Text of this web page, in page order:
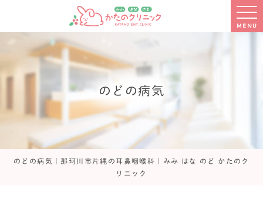
MENU
のどの病気
のどの病気｜那珂川市片縄の耳鼻咽喉科｜みみ はな のど かたのク
リニック